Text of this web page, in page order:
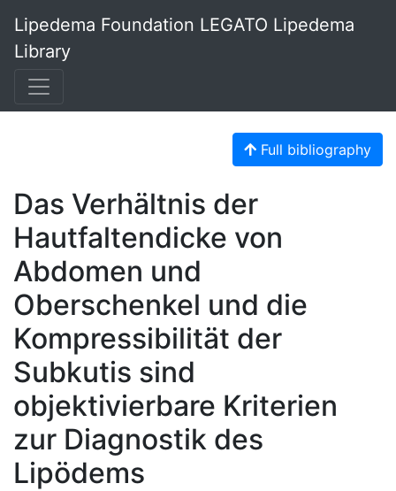
Lipedema Foundation LEGATO Lipedema
Library
Full bibliography
Das Verhältnis der
Hautfaltendicke von
Abdomen und
Oberschenkel und die
Kompressibilität der
Subkutis sind
objektivierbare Kriterien
zur Diagnostik des
Lipödems